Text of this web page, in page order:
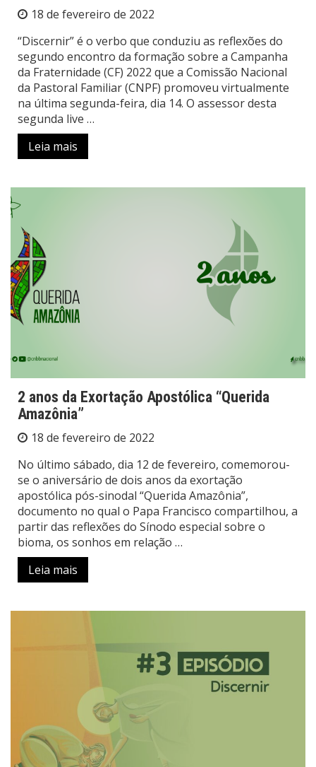
18 de fevereiro de 2022
“Discernir” é o verbo que conduziu as reflexões do
segundo encontro da formação sobre a Campanha
da Fraternidade (CF) 2022 que a Comissão Nacional
da Pastoral Familiar (CNPF) promoveu virtualmente
na última segunda-feira, dia 14. O assessor desta
segunda live …
Leia mais
2 anos da Exortação Apostólica “Querida
Amazônia”
18 de fevereiro de 2022
No último sábado, dia 12 de fevereiro, comemorou-
se o aniversário de dois anos da exortação
apostólica pós-sinodal “Querida Amazônia”,
documento no qual o Papa Francisco compartilhou, a
partir das reflexões do Sínodo especial sobre o
bioma, os sonhos em relação …
Leia mais